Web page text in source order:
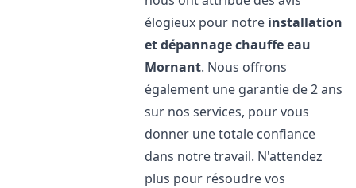
élogieux pour notre installation
et dépannage chauffe eau
Mornant. Nous offrons
également une garantie de 2 ans
sur nos services, pour vous
donner une totale confiance
dans notre travail. N'attendez
plus pour résoudre vos